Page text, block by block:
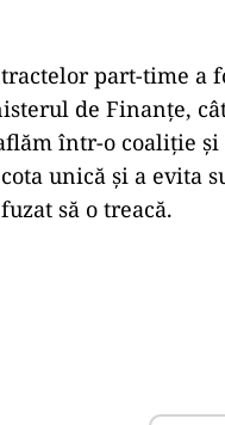
part-time a
de Finanțe,
într-o coaliție
unică și a evita
să o treacă.